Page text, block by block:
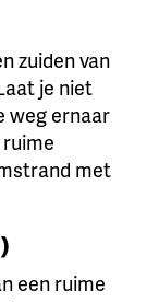
zuiden van
je niet
weg ernaar
met
een ruime